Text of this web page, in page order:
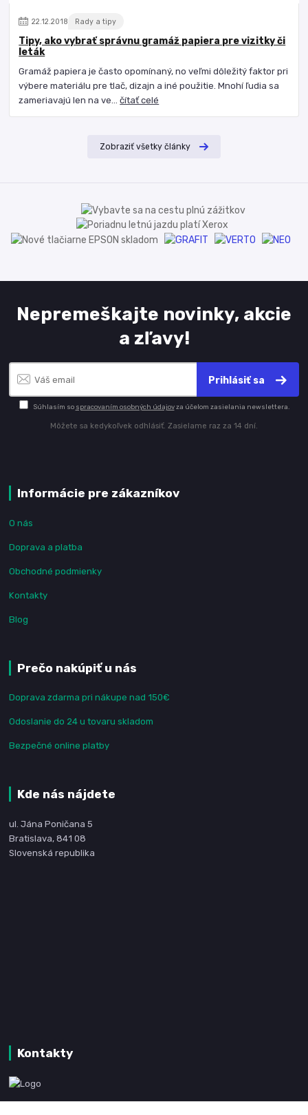
22 12 2018 Rady a tipy
Tipy, ako vybrať správnu gramáž papiera pre vizitky či
leták
Gramáž papiera je často opomínaný, no veľmi dôležitý faktor pri
výbere materiálu pre tlač, dizajn a iné použitie. Mnohí ľudia sa
zameriavajú len na ve...čítať celé
Zobraziť všetky články
Nepremeškajte novinky, akcie
a zľavy!
Prihlásiť sa
Súhlasím so spracovaním osobných údajovza účelom zasielania newslettera.
Môžete sa kedykoľvek odhlásiť. Zasielame raz za 14 dní.
Informácie pre zákazníkov
O nás
Doprava a platba
Obchodné podmienky
Kontakty
Blog
Prečo nakúpiť u nás
Doprava zdarma pri nákupe nad 150€
Odoslanie do 24 u tovaru skladom
Bezpečné online platby
Kde nás nájdete
ul. Jána Poničana 5
Bratislava, 841 08
Slovenská republika
Kontakty